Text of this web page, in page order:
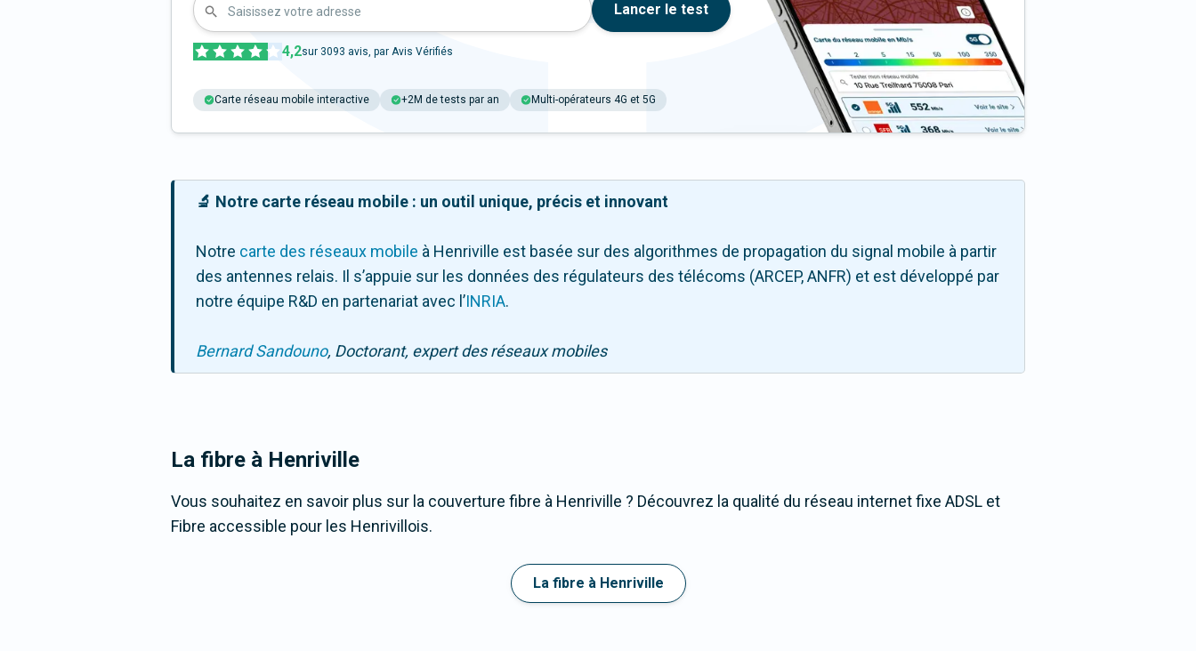
Saisissez votre adresse Lancer le test
4,2sur 3093 avis, par Avis Vérifiés
Carte réseau mobile interactive +2M de tests par an Multi-opérateurs 4G et 5G
🔬 Notre carte réseau mobile : un outil unique, précis et innovant
Notre carte des réseaux mobile à Henriville est basée sur des algorithmes de propagation du signal mobile à partir
des antennes relais. Il s’appuie sur les données des régulateurs des télécoms (ARCEP, ANFR) et est développé par
notre équipe R&D en partenariat avec l ’INRIA.
Bernard Sandouno, Doctorant, expert des réseaux mobiles
La fibre à Henriville
Vous souhaitez en savoir plus sur la couverture fibre à Henriville ? Découvrez la qualité du réseau internet fixe ADSL et
Fibre accessible pour les Henrivillois.
La fibre à Henriville